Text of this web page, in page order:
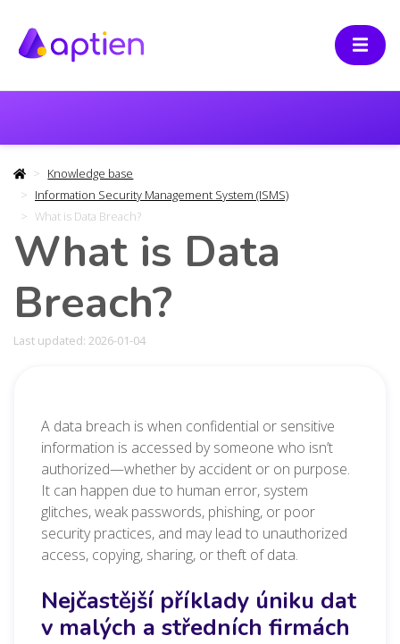
Knowledge base
Information Security Management System (ISMS)
What is Data Breach?
What is Data
Breach?
Last updated: 2026-01-04
A data breach is when confidential or sensitive
information is accessed by someone who isn’t
authorized—whether by accident or on purpose.
It can happen due to human error, system
glitches, weak passwords, phishing, or poor
security practices, and may lead to unauthorized
access, copying, sharing, or theft of data.
Nejčastější příklady úniku dat
v malých a středních firmách